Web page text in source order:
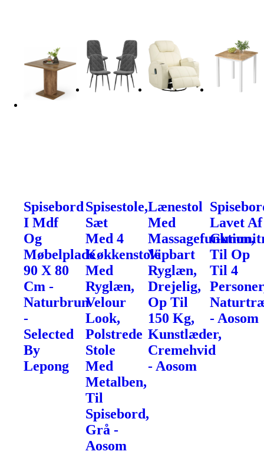
Spisebord
I Mdf
Og
Møbelplade
90 X 80
Cm -
Naturbrun
-
Selected
By
Lepong
Spisestole,
Sæt
Med 4
Køkkenstole
Med
Ryglæn,
Velour
Look,
Polstrede
Stole
Med
Metalben,
Til
Spisebord,
Grå -
Aosom
Lænestol
Med
Massagefunktion,
Vipbart
Ryglæn,
Drejelig,
Op Til
150 Kg,
Kunstlæder,
Cremehvid
- Aosom
Lavet Af
Til Op
Til 4
- Aosom